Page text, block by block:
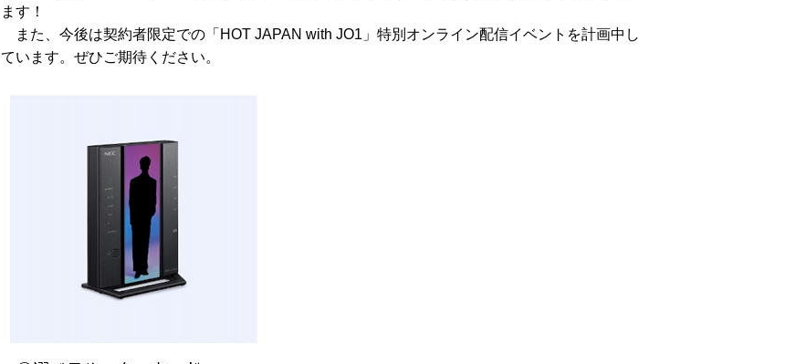
ます！
また、今後は契約者限定での「HOT JAPAN with JO1」特別オンライン配信イベントを計画中し
ています。ぜひご期待ください。